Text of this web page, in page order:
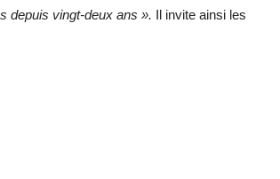
depuis vingt-deux ans ». Il invite ainsi les